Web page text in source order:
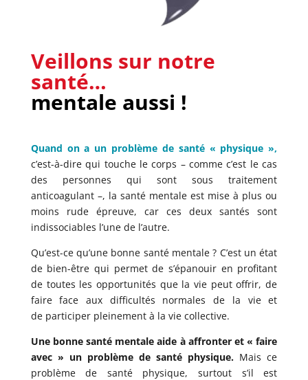
Veillons sur notre
santé…
mentale aussi !
Quand on a un problème de santé « physique »,
c’est-à-dire qui touche le corps – comme c’est le cas
des personnes qui sont sous traitement
anticoagulant –, la santé mentale est mise à plus ou
moins rude épreuve, car ces deux santés sont
indissociables l’une de l’autre.
Qu’est-ce qu’une bonne santé mentale ? C’est un état
de bien-être qui permet de s’épanouir en profitant
de toutes les opportunités que la vie peut offrir, de
faire face aux difficultés normales de la vie et
de participer pleinement à la vie collective.
Une bonne santé mentale aide à affronter et « faire
avec » un problème de santé physique. Mais ce
problème de santé physique, surtout s’il est